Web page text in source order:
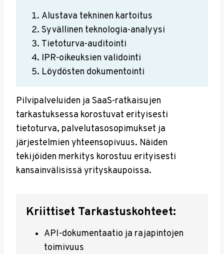
Alustava tekninen kartoitus
Syvällinen teknologia-analyysi
Tietoturva-auditointi
IPR-oikeuksien validointi
Löydösten dokumentointi
Pilvipalveluiden ja SaaS-ratkaisujen
tarkastuksessa korostuvat erityisesti
tietoturva, palvelutasosopimukset ja
järjestelmien yhteensopivuus. Näiden
tekijöiden merkitys korostuu erityisesti
kansainvälisissä yrityskaupoissa.
Kriittiset Tarkastuskohteet:
API-dokumentaatio ja rajapintojen
toimivuus